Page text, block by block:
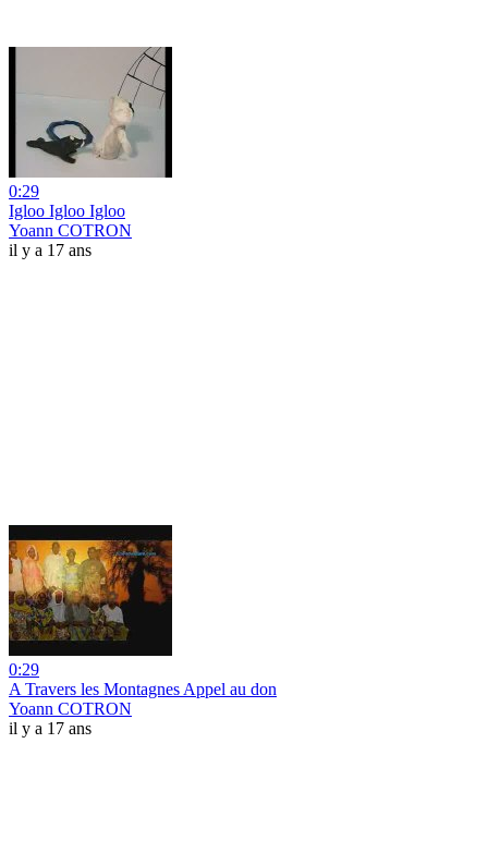
0:29
Igloo Igloo Igloo
Yoann COTRON
il y a 17 ans
0:29
A Travers les Montagnes Appel au don
Yoann COTRON
il y a 17 ans